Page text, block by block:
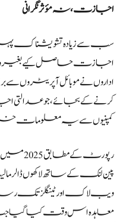
اجازت، نہ مؤثر نگرانی
سب سے زیادہ تشویشناک
اجازت حاصل کیے بغیر
اداروں نے موبائل
کرنے کے بجائے، جو عدالتی
کمپنیوں سے یہ معلومات
رپورٹ
پین لنک کے ساتھ لاکھوں ڈالر
ویب لاک اور ٹینگلز تک